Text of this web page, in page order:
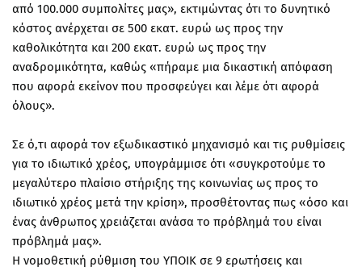
από 100.000 συμπολίτες μας», εκτιμώντας ότι το δυνητικό
κόστος ανέρχεται σε 500 εκατ. ευρώ ως προς την
καθολικότητα και 200 εκατ. ευρώ ως προς την
αναδρομικότητα, καθώς «πήραμε μια δικαστική απόφαση
που αφορά εκείνον που προσφεύγει και λέμε ότι αφορά
όλους».
Σε ό,τι αφορά τον εξωδικαστικό μηχανισμό και τις ρυθμίσεις
για το ιδιωτικό χρέος, υπογράμμισε ότι «συγκροτούμε το
μεγαλύτερο πλαίσιο στήριξης της κοινωνίας ως προς το
ιδιωτικό χρέος μετά την κρίση», προσθέτοντας πως «όσο και
ένας άνθρωπος χρειάζεται ανάσα το πρόβλημά του είναι
πρόβλημά μας».
Η νομοθετική ρύθμιση του ΥΠΟΙΚ σε 9 ερωτήσεις και